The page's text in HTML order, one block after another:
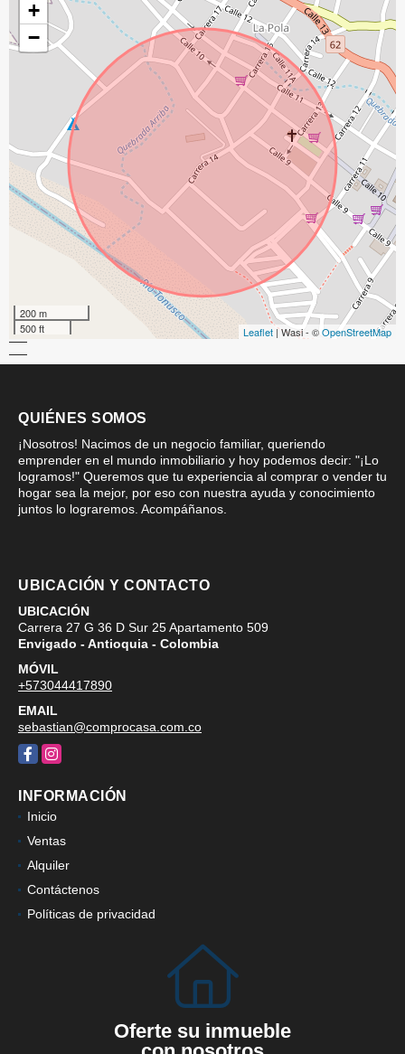
+
−
200 m
500 ft
Leaflet | Wasi - ©OpenStreetMap
QUIÉNES SOMOS
¡Nosotros! Nacimos de un negocio familiar, queriendo
emprender en el mundo inmobiliario y hoy podemos decir: "¡Lo
logramos!" Queremos que tu experiencia al comprar o vender tu
hogar sea la mejor, por eso con nuestra ayuda y conocimiento
juntos lo lograremos. Acompáñanos.
UBICACIÓN Y CONTACTO
UBICACIÓN
Carrera 27 G 36 D Sur 25 Apartamento 509
Envigado - Antioquia - Colombia
MÓVIL
+573044417890
EMAIL
sebastian@comprocasa.com.co
FacebookInstagram
INFORMACIÓN
Inicio
Ventas
Alquiler
Contáctenos
Políticas de privacidad
Oferte su inmueble